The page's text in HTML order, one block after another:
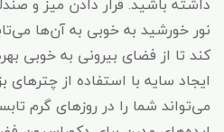
نور خورشید به خوبی به آن‌ها
کند تا از فضای بیرونی به خوبی
ایجاد سایه با استفاده از چترهای
می‌تواند شما را در روزهای گرم